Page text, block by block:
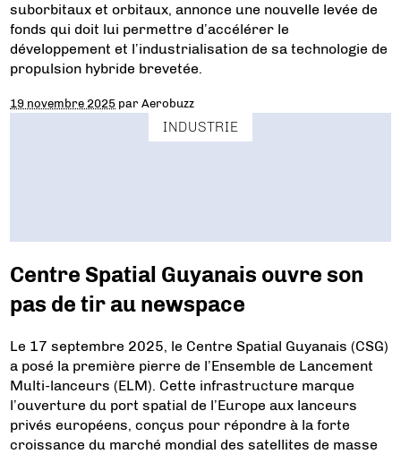
suborbitaux et orbitaux, annonce une nouvelle levée de
fonds qui doit lui permettre d’accélérer le
développement et l’industrialisation de sa technologie de
propulsion hybride brevetée.
19 novembre 2025 parAerobuzz
INDUSTRIE
Centre Spatial Guyanais ouvre son
pas de tir au newspace
Le 17 septembre 2025, le Centre Spatial Guyanais (CSG)
a posé la première pierre de l’Ensemble de Lancement
Multi-lanceurs (ELM). Cette infrastructure marque
l’ouverture du port spatial de l’Europe aux lanceurs
privés européens, conçus pour répondre à la forte
croissance du marché mondial des satellites de masse